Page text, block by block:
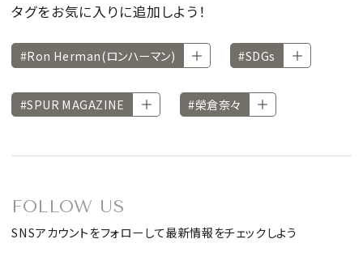
タグをお気に入りに追加しよう！
#Ron Herman(ロンハーマン) #SDGs
#SPUR MAGAZINE #榮倉奈々
FOLLOW US
SNSアカウントをフォローして最新情報をチェックしよう